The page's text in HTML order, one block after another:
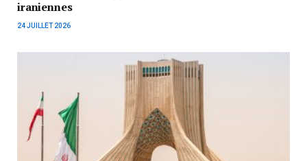
iraniennes
24 JUILLET 2026